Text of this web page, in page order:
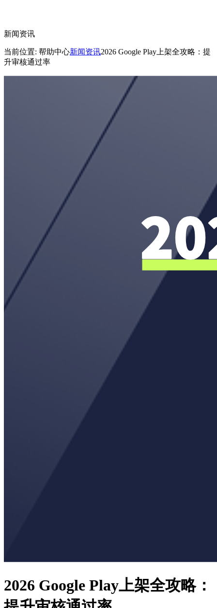
新闻资讯
当前位置: 帮助中心新闻资讯2026 Google Play上架全攻略：提
升审核通过率
2026 Google Play上架全攻略：